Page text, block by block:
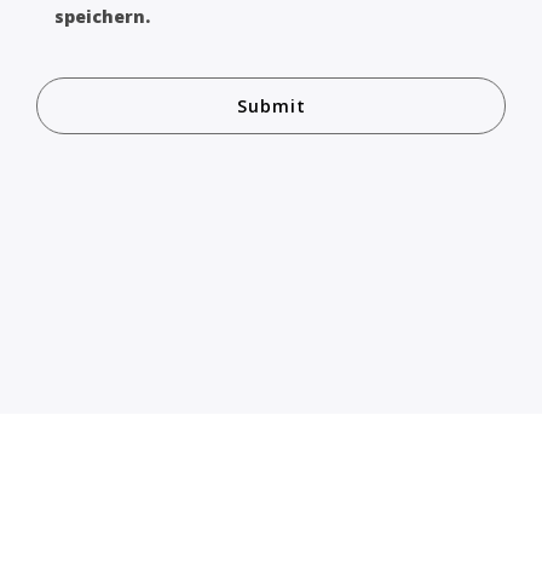
speichern.